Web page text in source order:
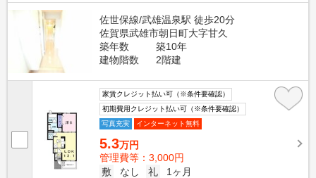
佐世保線/武雄温泉駅 徒歩20分
佐賀県武雄市朝日町大字甘久
築年数
築10年
建物階数
2階建
家賃クレジット払い可（※条件要確認）
初期費用クレジット払い可（※条件要確認）
写真充実
インターネット無料
5.3万円
管理費等：3,000円
敷
なし 礼
1ヶ月